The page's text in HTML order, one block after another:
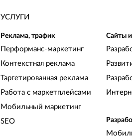
УСЛУГИ
Реклама, трафик
Перформанс-маркетинг
Контекстная реклама
Таргетированная реклама
Работа с маркетплейсами
Мобильный маркетинг
SEO
Сайты